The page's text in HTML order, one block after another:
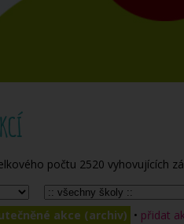
počtu 2520 vyhovujících
akce (archiv) • přidat